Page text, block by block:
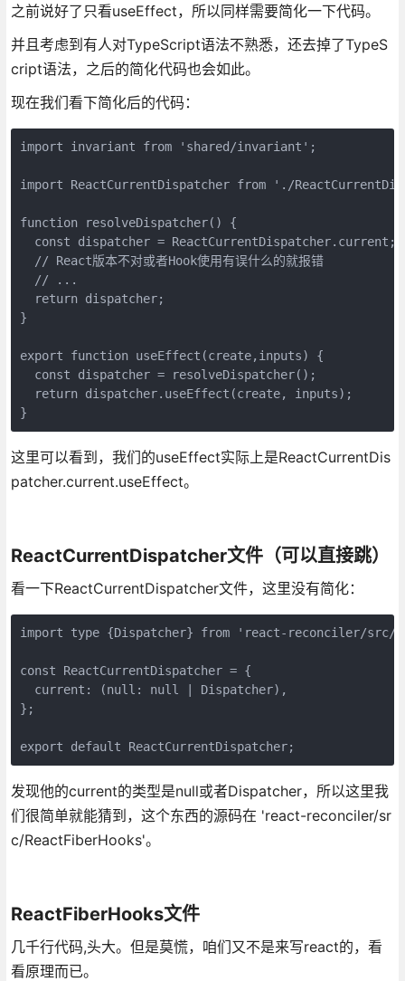
之前说好了只看useEffect，所以同样需要简化一下代码。
并且考虑到有人对TypeScript语法不熟悉，还去掉了TypeS
cript语法，之后的简化代码也会如此。
现在我们看下简化后的代码：
import invariant from 'shared/invariant';
import ReactCurrentDispatcher from './
function resolveDispatcher() {
  const dispatcher = ReactCurrentDispatcher.current;
  // React版本不对或者Hook使用有误什么的就报错
  // ...
  return dispatcher;
}
export function useEffect(create,inputs) {
  const dispatcher = resolveDispatcher();
  return dispatcher.useEffect(create, inputs);
}
这里可以看到，我们的useEffect实际上是ReactCurrentDis
patcher.current.useEffect。
ReactCurrentDispatcher文件（可以直接跳）
看一下ReactCurrentDispatcher文件，这里没有简化：
import type {Dispatcher} from 'react-reconciler/src/
const ReactCurrentDispatcher = {
  current: (null: null | Dispatcher),
};
export default ReactCurrentDispatcher;
发现他的current的类型是null或者Dispatcher，所以这里我
们很简单就能猜到，这个东西的源码在 'react-reconciler/sr
c/ReactFiberHooks'。
ReactFiberHooks文件
几千行代码,头大。但是莫慌，咱们又不是来写react的，看
看原理而已。